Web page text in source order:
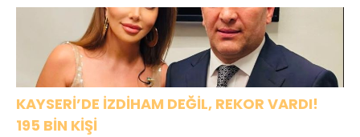
KAYSERİ’DE İZDİHAM DEĞİL, REKOR VARDI!
195 BİN KİŞİ